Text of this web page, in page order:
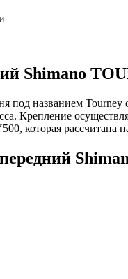
Shimano
под названием
Крепление
которая рассчитана